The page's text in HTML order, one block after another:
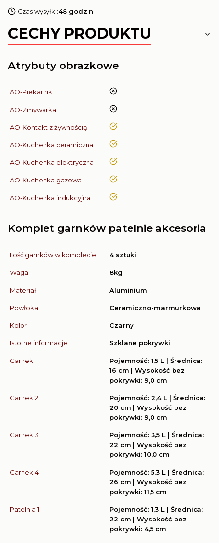
Czas wysyłki:48 godzin
CECHY PRODUKTU
Atrybuty obrazkowe
AO-Piekarnik nie
AO-Zmywarka nie
AO-Kontakt z żywnością tak
AO-Kuchenka ceramiczna tak
AO-Kuchenka elektryczna tak
AO-Kuchenka gazowa tak
AO-Kuchenka indukcyjna tak
Komplet garnków patelnie akcesoria
Ilość garnków w komplecie 4 sztuki
Waga 8kg
Materiał Aluminium
Powłoka Ceramiczno-marmurkowa
Kolor Czarny
Istotne informacje Szklane pokrywki
Garnek 1
Pojemność: 1,5 L | Średnica:
16 cm | Wysokość bez
pokrywki: 9,0 cm
Garnek 2
Pojemność: 2,4 L | Średnica:
20 cm | Wysokość bez
pokrywki: 9,0 cm
Garnek 3
Pojemność: 3,5 L | Średnica:
22 cm | Wysokość bez
pokrywki: 10,0 cm
Garnek 4
Pojemność: 5,3 L | Średnica:
26 cm | Wysokość bez
pokrywki: 11,5 cm
Patelnia 1
Pojemność: 1,3 L | Średnica:
22 cm | Wysokość bez
pokrywki: 4,5 cm